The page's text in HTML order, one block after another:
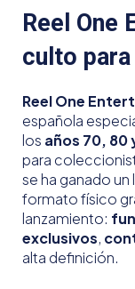
Reel One
culto
Reel One
española
los años 70, 80
para
se ha ganado
formato físico
lanzamiento:
exclusivos,
alta definición.